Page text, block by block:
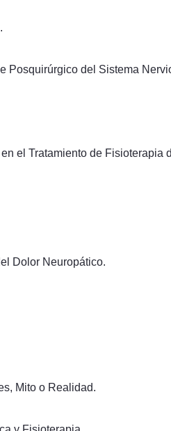
Posquirúrgico del Sistema
el Tratamiento de Fisioterapia
Dolor Neuropático.
Mito o Realidad.